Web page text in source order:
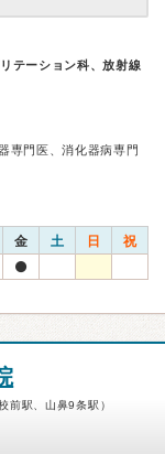
テーション科、放射線
専門医、消化器病専門
金 土 日 祝
前駅、山鼻9条駅）